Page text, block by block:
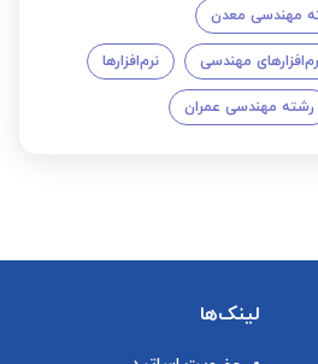
مهندسی معدن
مهندسی نرم‌افزارها
رشته مهندسی عمران
لینک‌ها